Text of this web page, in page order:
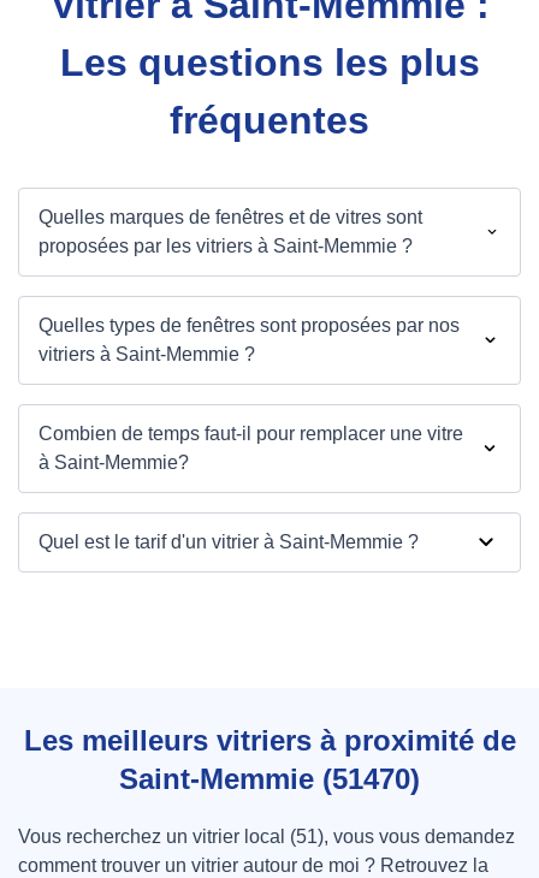
Les questions les plus
fréquentes
Quelles marques de fenêtres et de vitres sont
proposées par les vitriers à Saint-Memmie ?
Quelles types de fenêtres sont proposées par nos
vitriers à Saint-Memmie ?
Combien de temps faut-il pour remplacer une vitre
à Saint-Memmie?
Quel est le tarif d'un vitrier à Saint-Memmie ?
Les meilleurs vitriers à proximité de
Saint-Memmie (51470)
Vous recherchez un vitrier local (51), vous vous demandez
comment trouver un vitrier autour de moi ? Retrouvez la